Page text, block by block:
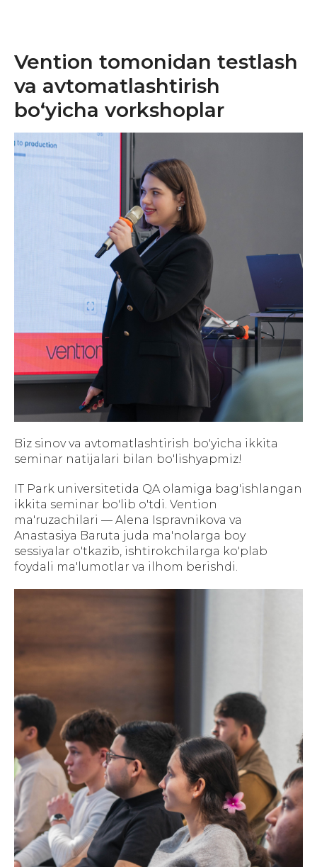
Vention tomonidan testlash
va avtomatlashtirish
bo‘yicha vorkshoplar
Biz sinov va avtomatlashtirish bo'yicha ikkita
seminar natijalari bilan bo'lishyapmiz!
IT Park universitetida QA olamiga bag'ishlangan
ikkita seminar bo'lib o'tdi. Vention
ma'ruzachilari — Alena Ispravnikova va
Anastasiya Baruta juda ma'nolarga boy
sessiyalar o'tkazib, ishtirokchilarga ko'plab
foydali ma'lumotlar va ilhom berishdi.